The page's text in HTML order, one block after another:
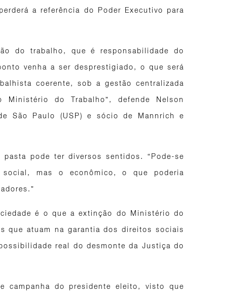
a referência do Poder Executivo para
do trabalho, que é responsabilidade do
venha a ser desprestigiado, o que será
coerente, sob a gestão centralizada
do Trabalho”, defende Nelson
São Paulo (USP) e sócio de Mannrich e
pode ter diversos sentidos. “Pode-se
mas o econômico, o que poderia
é o que a extinção do Ministério do
que atuam na garantia dos direitos sociais
real do desmonte da Justiça do
campanha do presidente eleito, visto que